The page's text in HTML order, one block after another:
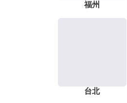
福州
台北